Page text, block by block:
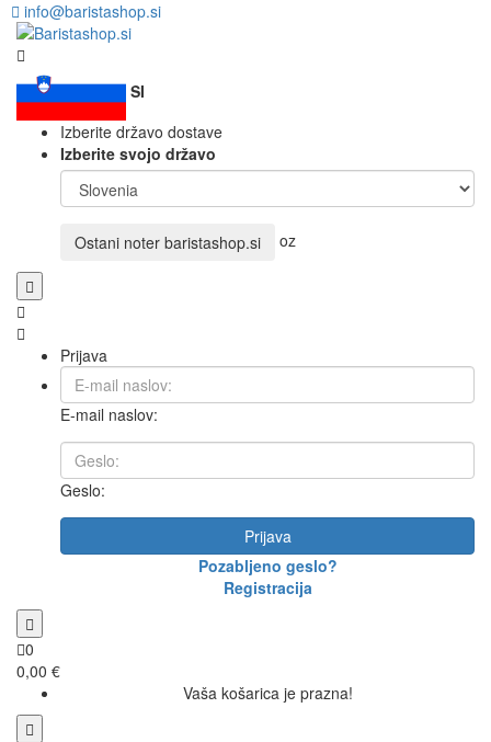
info@baristashop.si
SI
Izberite državo dostave
Izberite svojo državo
Ostani noter baristashop.si oz
Prijava
E-mail naslov:
Geslo:
Prijava
Pozabljeno geslo?
Registracija
0
0,00 €
Vaša košarica je prazna!